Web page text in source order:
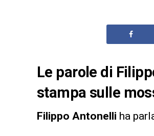
Le parole di
stampa sulle
Filippo Antonelli ha